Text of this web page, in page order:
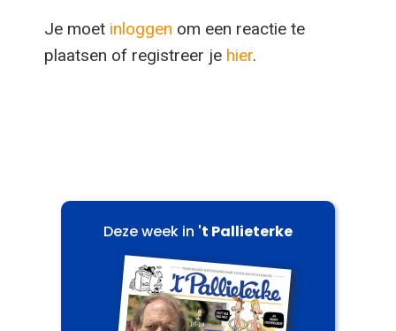
Je moet inloggen om een reactie te
plaatsen of registreer je hier.
Deze week in 't Pallieterke